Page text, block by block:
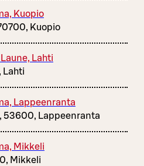
Kuopio
Kuopio
Lahti
Lahti
Lappeenranta
53600, Lappeenranta
Mikkeli
Mikkeli